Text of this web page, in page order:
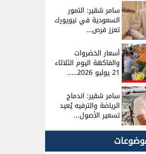
سامر شقير: التمور
السعودية في نيويورك
تعزز فرص...
أسعار الخضروات
والفاكهة اليوم الثلاثاء
21 يوليو 2026.....
سامر شقير: اندماج
الرياضة والترفيه يُعيد
تسعير الأصول...